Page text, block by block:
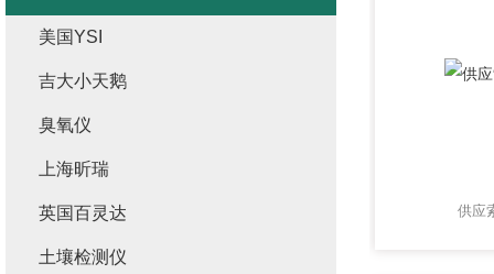
供应
美国YSI
吉大小天鹅
臭氧仪
上海昕瑞
英国百灵达
土壤检测仪